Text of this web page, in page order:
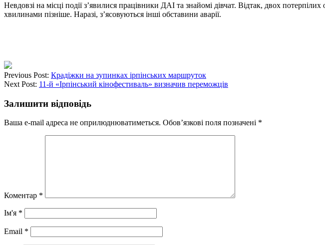
Невдовзі на місці події з’явилися працівники ДАІ та знайомі дівчат. Відтак, двох
хвилинами пізніше. Наразі, з’ясовуються інші обставини аварії.
Previous Post: Крадіжки на зупинках ірпінських маршруток
Next Post: 11-й «Ірпінський кінофестиваль» визначив переможців
Залишити відповідь
Ваша e-mail адреса не оприлюднюватиметься. Обов’язкові поля позначені *
Коментар *
Ім'я *
Email *